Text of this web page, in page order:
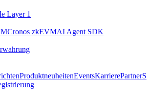
Layer 1
Cronos zkEVMAI Agent SDK
ProduktneuheitenEventsKarrierePartnerS